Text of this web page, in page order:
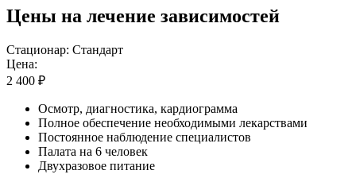
Цены на лечение зависимостей
Стационар: Стандарт
Цена:
2 400 ₽
Осмотр, диагностика, кардиограмма
Полное обеспечение необходимыми лекарствами
Постоянное наблюдение специалистов
Палата на 6 человек
Двухразовое питание